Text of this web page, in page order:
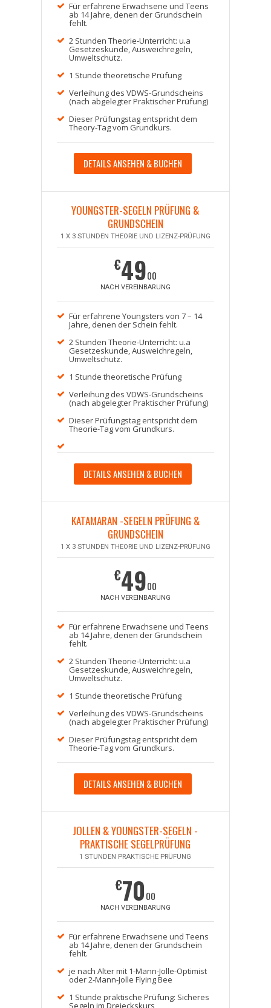
Für erfahrene Erwachsene und Teens
ab 14 Jahre, denen der Grundschein
fehlt.
2 Stunden Theorie-Unterricht: u.a
Gesetzeskunde, Ausweichregeln,
Umweltschutz.
1 Stunde theoretische Prüfung
Verleihung des VDWS-Grundscheins
(nach abgelegter Praktischer Prüfung)
Dieser Prüfungstag entspricht dem
Theory-Tag vom Grundkurs.
DETAILS ANSEHEN & BUCHEN
YOUNGSTER-SEGELN PRÜFUNG &
GRUNDSCHEIN
1 X 3 STUNDEN THEORIE UND LIZENZ-PRÜFUNG
€4900
NACH VEREINBARUNG
Für erfahrene Youngsters von 7 – 14
Jahre, denen der Schein fehlt.
2 Stunden Theorie-Unterricht: u.a
Gesetzeskunde, Ausweichregeln,
Umweltschutz.
1 Stunde theoretische Prüfung
Verleihung des VDWS-Grundscheins
(nach abgelegter Praktischer Prüfung)
Dieser Prüfungstag entspricht dem
Theorie-Tag vom Grundkurs.
DETAILS ANSEHEN & BUCHEN
KATAMARAN -SEGELN PRÜFUNG &
GRUNDSCHEIN
1 X 3 STUNDEN THEORIE UND LIZENZ-PRÜFUNG
€4900
NACH VEREINBARUNG
Für erfahrene Erwachsene und Teens
ab 14 Jahre, denen der Grundschein
fehlt.
2 Stunden Theorie-Unterricht: u.a
Gesetzeskunde, Ausweichregeln,
Umweltschutz.
1 Stunde theoretische Prüfung
Verleihung des VDWS-Grundscheins
(nach abgelegter Praktischer Prüfung)
Dieser Prüfungstag entspricht dem
Theorie-Tag vom Grundkurs.
DETAILS ANSEHEN & BUCHEN
JOLLEN & YOUNGSTER-SEGELN -
PRAKTISCHE SEGELPRÜFUNG
1 STUNDEN PRAKTISCHE PRÜFUNG
€7000
NACH VEREINBARUNG
Für erfahrene Erwachsene und Teens
ab 14 Jahre, denen der Grundschein
fehlt.
je nach Alter mit 1-Mann-Jolle-Optimist
oder 2-Mann-Jolle Flying Bee
1 Stunde praktische Prüfung: Sicheres
Segeln im Dreieckskurs